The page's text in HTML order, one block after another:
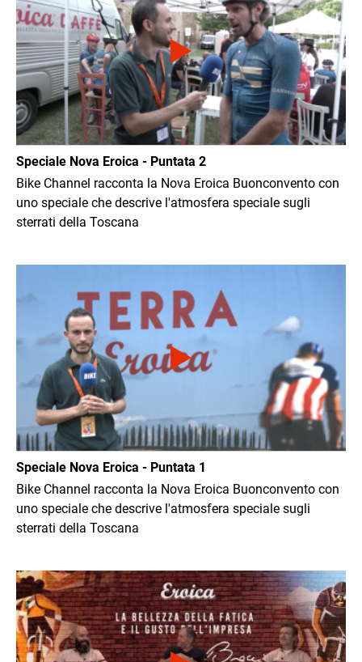
Speciale Nova Eroica - Puntata 2
Bike Channel racconta la Nova Eroica Buonconvento con
uno speciale che descrive l'atmosfera speciale sugli
sterrati della Toscana
Speciale Nova Eroica - Puntata 1
Bike Channel racconta la Nova Eroica Buonconvento con
uno speciale che descrive l'atmosfera speciale sugli
sterrati della Toscana
Immagine